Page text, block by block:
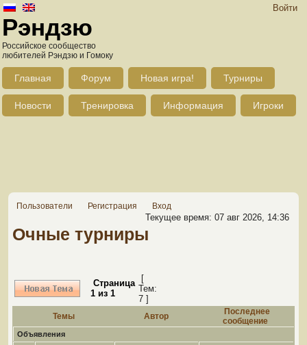
Войти
Рэндзю
Российское сообщество
любителей Рэндзю и Гомоку
Главная Форум Новая игра! Турниры
Новости Тренировка Информация Игроки
Пользователи Регистрация Вход
Текущее время: 07 авг 2026, 14:36
Очные турниры
Страница
1 из 1
[
Тем:
7 ]
Темы Автор
Последнее
сообщение
Объявления